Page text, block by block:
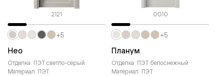
2121
Нео
Отделка: ПЭТ светло-серый
Материал: ПЭТ
+5
0010
Планум
Отделка: ПЭТ белоснежный
Материал: ПЭТ
+5